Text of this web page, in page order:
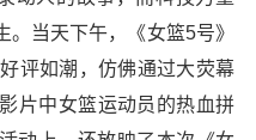
当天下午，《女篮5号》
评如潮，仿佛通过大荧幕
片中女篮运动员的热血拼